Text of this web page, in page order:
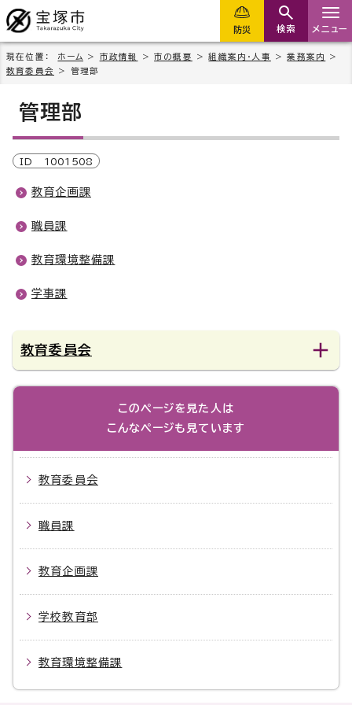
防災 検索 メニュー
現在位置： ホーム > 市政情報 >市の概要 >組織案内・人事 >業務案内
>
教育委員会
> 管理部
管理部
ID 1001508
教育企画課
職員課
教育環境整備課
学事課
教育委員会
このページを見た人は
こんなページも見ています
教育委員会
職員課
教育企画課
学校教育部
教育環境整備課